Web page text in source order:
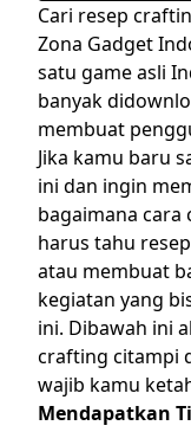
Cari resep
Zona Gadget
satu game asli
banyak
membuat
Jika kamu baru
ini dan ingin
bagaimana cara
harus tahu
atau membuat
kegiatan yang
ini. Dibawah ini
crafting citampi
wajib kamu
Mendapatkan